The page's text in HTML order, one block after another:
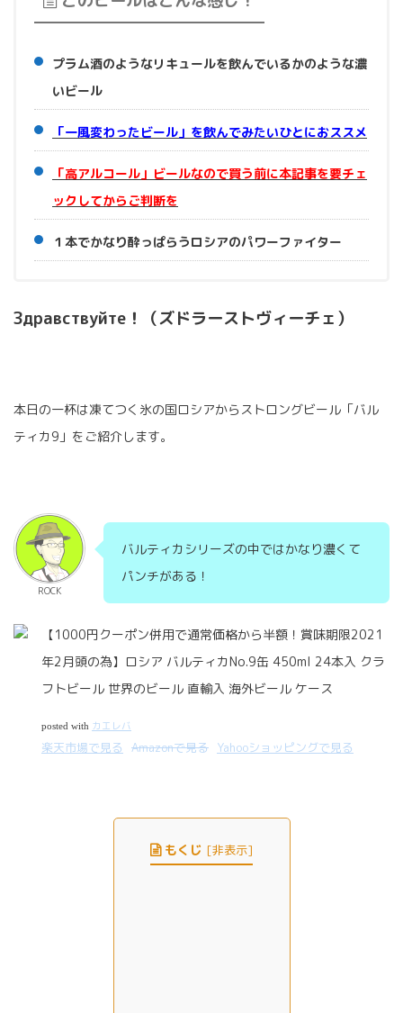
プラム酒のようなリキュールを飲んでいるかのような濃
いビール
「一風変わったビール」を飲んでみたいひとにおススメ
「高アルコール」ビールなので買う前に本記事を要チェ
ックしてからご判断を
１本でかなり酔っぱらうロシアのパワーファイター
Здравствуйте！（ズドラーストヴィーチェ）
本日の一杯は凍てつく氷の国ロシアからストロングビール「バル
ティカ9」をご紹介します。
ROCK
バルティカシリーズの中ではかなり濃くて
パンチがある！
【1000円クーポン併用で通常価格から半額！賞味期限2021
年2月頭の為】ロシア バルティカNo.9缶 450ml 24本入 クラ
フトビール 世界のビール 直輸入 海外ビール ケース
posted with カエレバ
楽天市場で見る Amazonで見る Yahooショッピングで見る
もくじ [非表示]